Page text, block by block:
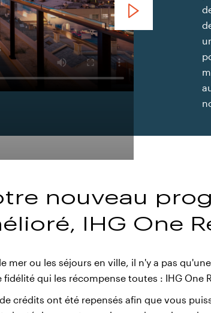
Holiday Inn Bucarest
nouveau
IHG One
mer ou les séjours en ville, il n'y a pas
qui les récompense toutes : IHG One
crédits ont été repensés afin que vous